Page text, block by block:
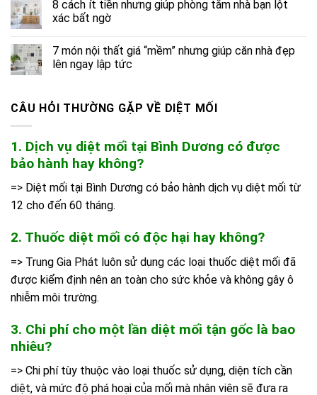
8 cách ít tiền nhưng giúp phòng tắm nhà bạn lột
xác bất ngờ
7 món nội thất giá “mềm” nhưng giúp căn nhà đẹp
lên ngay lập tức
CÂU HỎI THƯỜNG GẶP VỀ DIỆT MỐI
1. Dịch vụ diệt mối tại Bình Dương có được
bảo hành hay không?
=> Diệt mối tại Bình Dương có bảo hành dịch vụ diệt mối từ
12 cho đến 60 tháng.
2. Thuốc diệt mối có độc hại hay không?
=> Trung Gia Phát luôn sử dụng các loại thuốc diệt mối đã
được kiểm định nên an toàn cho sức khỏe và không gây ô
nhiễm môi trường.
3. Chi phí cho một lần diệt mối tận gốc là bao
nhiêu?
=> Chi phí tùy thuộc vào loại thuốc sử dụng, diện tích cần
diệt, và mức độ phá hoại của mối mà nhân viên sẽ đưa ra